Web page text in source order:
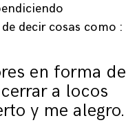
decir cosas como :
en forma de
a locos
y me alegro.